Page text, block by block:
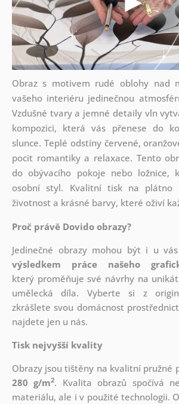
Obraz s motivem rudé oblohy nad
vašeho interiéru jedinečnou
Vzdušné tvary a jemné detaily vln
kompozici, která vás přenese do
slunce. Teplé odstíny červené,
pocit romantiky a relaxace. Tento
do obývacího pokoje nebo ložnice,
osobní styl. Kvalitní tisk na plátno
životnost a krásné barvy, které oživí
Proč právě Dovido obrazy?
Jedinečné obrazy mohou být i u
výsledkem práce našeho
který proměňuje své návrhy na
umělecká díla. Vyberte si z
zkrášlete svou domácnost
najdete jen u nás.
Tisk nejvyšší kvality
Obrazy jsou tištěny na kvalitní pružné
280 g/m2. Kvalita obrazů spočívá
materiálu, ale i v použité technologii.